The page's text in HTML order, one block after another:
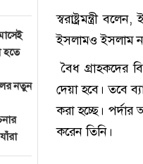
হতে
নতুন
স্বরাষ্ট্রমন্ত্রী
ইসলামও ইসলাম
বৈধ গ্রাহকদের
দেয়া হবে। তবে
করা হচ্ছে।
করেন তিনি।